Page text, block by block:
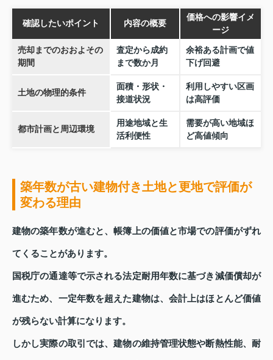
確認したいポイント 内容の概要
価格への影響イメ
ージ
売却までのおおよその
期間
査定から成約
まで数か月
余裕ある計画で値
下げ回避
土地の物理的条件
面積・形状・
接道状況
利用しやすい区画
は高評価
都市計画と周辺環境
用途地域と生
活利便性
需要が高い地域ほ
ど高値傾向
築年数が古い建物付き土地と更地で評価が
変わる理由
建物の築年数が進むと、帳簿上の価値と市場での評価がずれ
てくることがあります。
国税庁の通達等で示される法定耐用年数に基づき減価償却が
進むため、一定年数を超えた建物は、会計上はほとんど価値
が残らない計算になります。
しかし実際の取引では、建物の維持管理状態や断熱性能、耐